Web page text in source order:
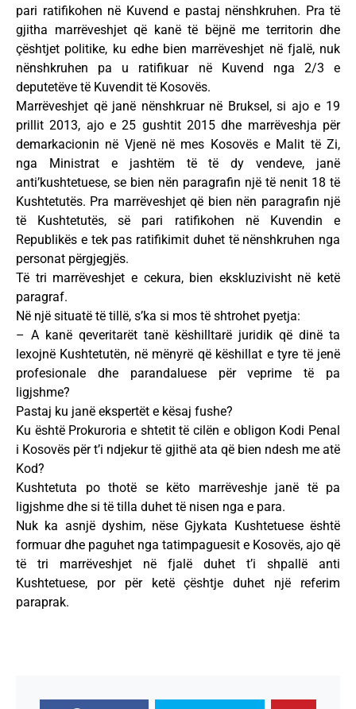
pari ratifikohen në Kuvend e pastaj nënshkruhen. Pra të
gjitha marrëveshjet që kanë të bëjnë me territorin dhe
çështjet politike, ku edhe bien marrëveshjet në fjalë, nuk
nënshkruhen pa u ratifikuar në Kuvend nga 2/3 e
deputetëve të Kuvendit të Kosovës.
Marrëveshjet që janë nënshkruar në Bruksel, si ajo e 19
prillit 2013, ajo e 25 gushtit 2015 dhe marrëveshja për
demarkacionin në Vjenë në mes Kosovës e Malit të Zi,
nga Ministrat e jashtëm të të dy vendeve, janë
anti’kushtetuese, se bien nën paragrafin një të nenit 18 të
Kushtetutës. Pra marrëveshjet që bien nën paragrafin një
të Kushtetutës, së pari ratifikohen në Kuvendin e
Republikës e tek pas ratifikimit duhet të nënshkruhen nga
personat përgjegjës.
Të tri marrëveshjet e cekura, bien ekskluzivisht në ketë
paragraf.
Në një situatë të tillë, s’ka si mos të shtrohet pyetja:
– A kanë qeveritarët tanë këshilltarë juridik që dinë ta
lexojnë Kushtetutën, në mënyrë që këshillat e tyre të jenë
profesionale dhe parandaluese për veprime të pa
ligjshme?
Pastaj ku janë ekspertët e kësaj fushe?
Ku është Prokuroria e shtetit të cilën e obligon Kodi Penal
i Kosovës për t’i ndjekur të gjithë ata që bien ndesh me atë
Kod?
Kushtetuta po thotë se këto marrëveshje janë të pa
ligjshme dhe si të tilla duhet të nisen nga e para.
Nuk ka asnjë dyshim, nëse Gjykata Kushtetuese është
formuar dhe paguhet nga tatimpaguesit e Kosovës, ajo që
të tri marrëveshjet në fjalë duhet t’i shpallë anti
Kushtetuese, por për ketë çështje duhet një referim
paraprak.